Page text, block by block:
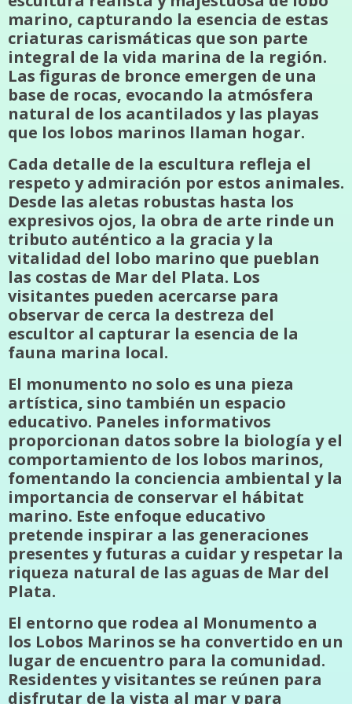
marino, capturando la esencia de estas
criaturas carismáticas que son parte
integral de la vida marina de la región.
Las figuras de bronce emergen de una
base de rocas, evocando la atmósfera
natural de los acantilados y las playas
que los lobos marinos llaman hogar.
Cada detalle de la escultura refleja el
respeto y admiración por estos animales.
Desde las aletas robustas hasta los
expresivos ojos, la obra de arte rinde un
tributo auténtico a la gracia y la
vitalidad del lobo marino que pueblan
las costas de Mar del Plata. Los
visitantes pueden acercarse para
observar de cerca la destreza del
escultor al capturar la esencia de la
fauna marina local.
El monumento no solo es una pieza
artística, sino también un espacio
educativo. Paneles informativos
proporcionan datos sobre la biología y el
comportamiento de los lobos marinos,
fomentando la conciencia ambiental y la
importancia de conservar el hábitat
marino. Este enfoque educativo
pretende inspirar a las generaciones
presentes y futuras a cuidar y respetar la
riqueza natural de las aguas de Mar del
Plata.
El entorno que rodea al Monumento a
los Lobos Marinos se ha convertido en un
lugar de encuentro para la comunidad.
Residentes y visitantes se reúnen para
disfrutar de la vista al mar y para